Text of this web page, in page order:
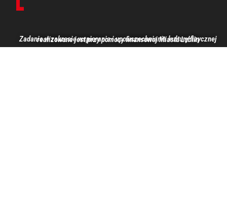
Zadanie w zakresie wspierania i upowszechniania kultury fizycznej realizowane jest przy pomocy finansowej Miasta Lublin